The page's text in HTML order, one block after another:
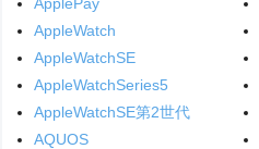
AppleWatch
AppleWatchSE
AppleWatchSeries5
AppleWatchSE第2世代
AQUOS